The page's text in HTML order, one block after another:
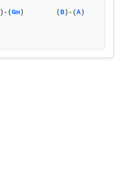
)-(Gm)        (B)-(A)